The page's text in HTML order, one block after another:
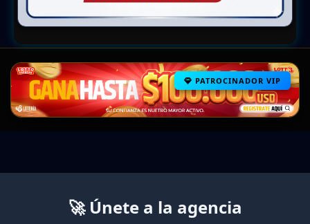
PATROCINADOR VIP
🚀 Únete a la agencia